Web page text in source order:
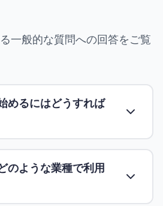
一般的な質問への回答をご覧
めるにはどうすれば
のような業種で利用